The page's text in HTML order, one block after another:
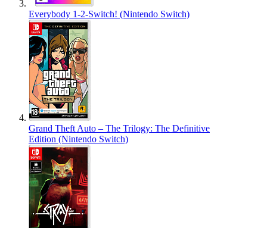
Everybody 1-2-Switch! (Nintendo Switch)
Grand Theft Auto – The Trilogy: The Definitive
Edition (Nintendo Switch)